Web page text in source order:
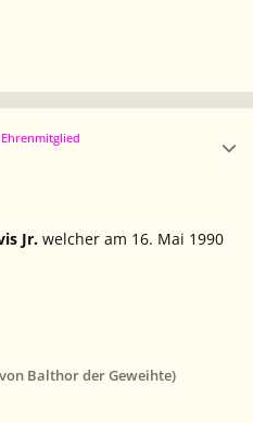
Ehrenmitglied
Jr. welcher am 16. Mai 1990
von Balthor der Geweihte)